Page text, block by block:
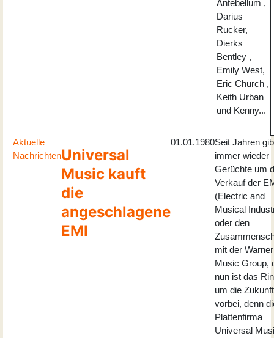
Antebellum ,
Darius
Rucker,
Dierks
Bentley ,
Emily West,
Eric Church ,
Keith Urban
und Kenny...
Aktuelle
NachrichtenUniversal
Music kauft
die
angeschlagene
EMI
01.01.1980Seit Jahren
immer wieder
Gerüchte um
Verkauf der
(Electric and
Musical
oder den
mit der Warner
Music Group,
nun ist das
um die Zukunft
vorbei, denn
Plattenfirma
Universal